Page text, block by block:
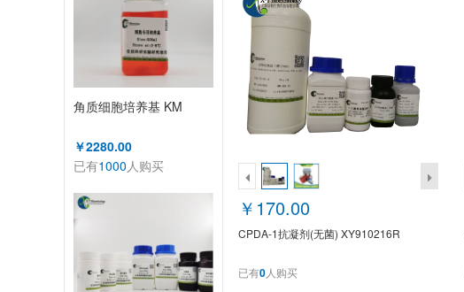
角质细胞培养基 KM
￥2280.00
已有1000人购买
￥170.00
CPDA-1抗凝剂(无菌) XY910216R
已有0人购买